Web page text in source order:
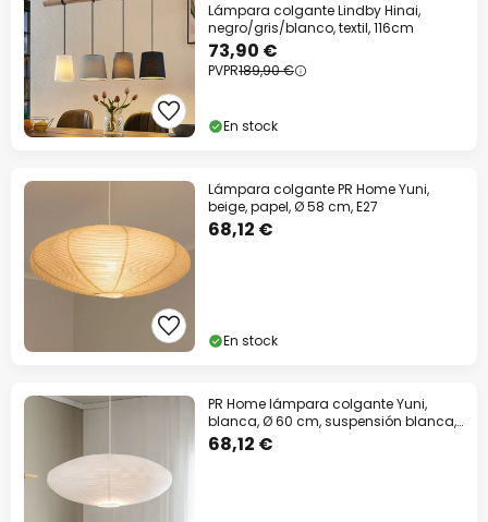
Lámpara colgante Lindby Hinai,
negro/gris/blanco, textil, 116cm
73,90 €
PVPR189,90 €
En stock
Lámpara colgante PR Home Yuni,
beige, papel, Ø 58 cm, E27
68,12 €
En stock
PR Home lámpara colgante Yuni,
blanca, Ø 60 cm, suspensión blanca,
E14
68,12 €